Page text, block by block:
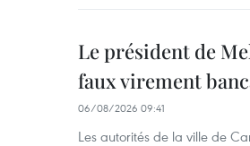
Le président de
faux virement
06/08/2026 09:41
Les autorités de la ville de